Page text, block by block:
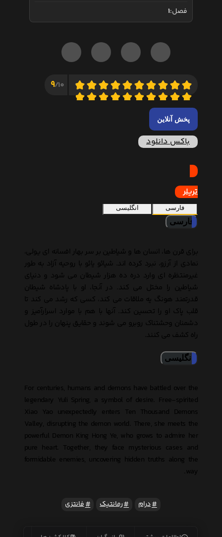
فصل:1
10/
9
پخش آنلاین
باکس دانلود
تریلر
فارسی انگلیسی
فارسی
برای قرن ها، انسان ها و شیاطین بر سر بهار افسانه ای یولی،
نمادی از آرزو، نبرد کرده اند. شیائو یائو با روحیه آزاد به طور
غیرمنتظره ای وارد دره ده هزار شیطان می شود و دنیای
شیاطین را مختل می کند. در آنجا، او با پادشاه شیطان
قدرتمند هونگ یه ملاقات می کند، کسی که رشد می کند تا
قلب پاک او را تحسین کند. آنها با هم با موارد اسرارآمیز و
دشمنان وحشتناک روبرو می شوند و حقایق پنهان را در طول
راه کشف می کنند.
انگلیسی
For centuries, humans and demons have battled over the
legendary Yuli Spring, a symbol of desire. Free-spirited
Xiao Yao unexpectedly enters Ten Thousand Demons
Valley, disrupting the demon world. There, she meets the
powerful Demon King Hong Ye, who grows to admire her
pure heart. Together, they face mysterious cases and
formidable enemies, uncovering hidden truths along the
way.
درام رمانتیک فانتزی